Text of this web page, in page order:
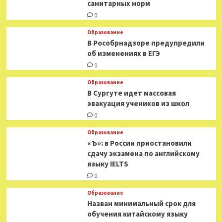
санитарных норм
0
Образование
В Рособрнадзоре предупредили
об изменениях в ЕГЭ
0
Образование
В Сургуте идет массовая
эвакуация учеников из школ
0
Образование
«Ъ»: в России приостановили
сдачу экзамена по английскому
языку IELTS
0
Образование
Назван минимальный срок для
обучения китайскому языку